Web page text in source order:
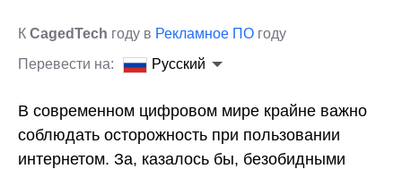
К CagedTech году в Рекламное ПО году
Перевести на:
Русский
В современном цифровом мире крайне важно
соблюдать осторожность при пользовании
интернетом. За, казалось бы, безобидными